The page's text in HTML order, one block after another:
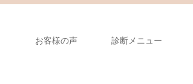
お客様の声 診断メニュー